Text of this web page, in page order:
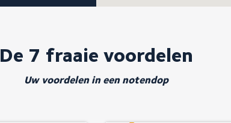
De 7 fraaie voordelen
Uw voordelen in een notendop